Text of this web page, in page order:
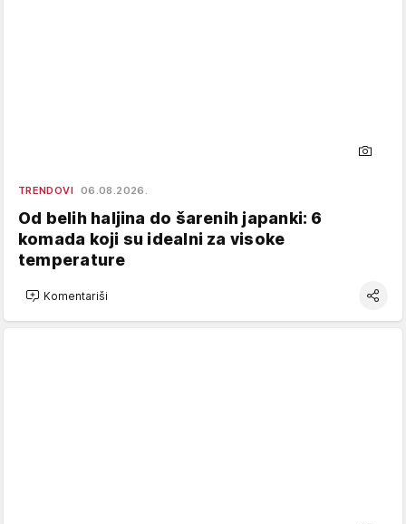
TRENDOVI 06.08.2026.
Od belih haljina do šarenih japanki: 6
komada koji su idealni za visoke
temperature
Komentariši